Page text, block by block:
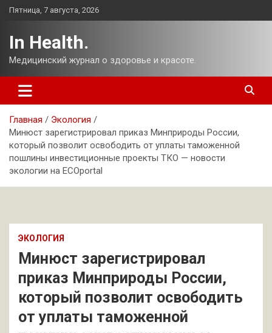
Перейти
Пятница, 7 августа, 2026
In Health.
Медицинский журнал о здоровье и красоте.
Главная
Экология
Минюст зарегистрировал приказ Минприроды России,
который позволит освободить от уплаты таможенной
пошлины инвестиционные проекты ТКО — новости
экологии на ECOportal
ЭКОЛОГИЯ
Минюст зарегистрировал
приказ Минприроды России,
который позволит освободить
от уплаты таможенной